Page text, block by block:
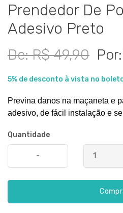
Prendedor De
Adesivo Preto
De: R$ 49,90
5% de desconto à vista no
Previna danos na maçaneta e
adesivo, de fácil instalação e
Quantidade
-